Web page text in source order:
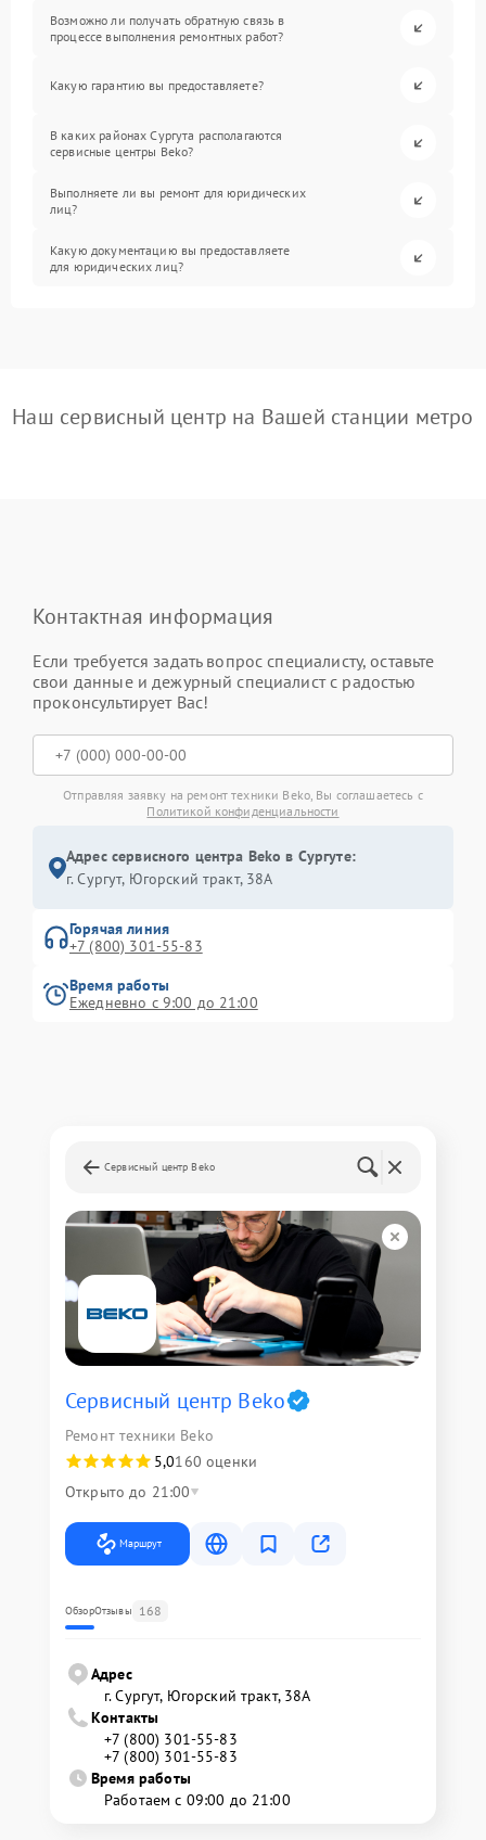
Возможно ли получать обратную связь в
процессе выполнения ремонтных работ?
Какую гарантию вы предоставляете?
В каких районах Сургута располагаются
сервисные центры Beko?
Выполняете ли вы ремонт для юридических
лиц?
Какую документацию вы предоставляете
для юридических лиц?
Наш сервисный центр на Вашей станции метро
Контактная информация
Если требуется задать вопрос специалисту, оставьте
свои данные и дежурный специалист с радостью
проконсультирует Вас!
Отправляя заявку на ремонт техники Beko, Вы соглашаетесь с
Политикой конфиденциальности
Адрес сервисного центра Beko в Сургуте:
г. Сургут, Югорский тракт, 38А
Горячая линия
+7 (800) 301-55-83
Время работы
Ежедневно с 9:00 до 21:00
Сервисный центр Beko
Сервисный центр Beko
Ремонт техники Beko
5,0160 оценки
Открыто до 21:00
Маршрут
ОбзорОтзывы 168
Адрес
г. Сургут, Югорский тракт, 38А
Контакты
+7 (800) 301-55-83
+7 (800) 301-55-83
Время работы
Работаем с 09:00 до 21:00